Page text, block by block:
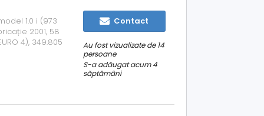
1.0 i (973
2001, 58
4), 349.805
luna
Schimbat
Contact
Au fost vizualizate de 14
persoane
S-a adăugat acum 4
săptămâni